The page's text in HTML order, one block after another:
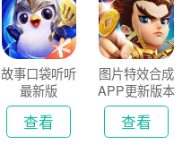
故事口袋听听
最新版
查看
图片特效合成
APP更新版本
2026
查看